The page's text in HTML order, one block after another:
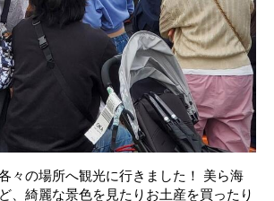
々の場所へ観光に行きました！ 美ら海
、綺麗な景色を見たりお土産を買ったり